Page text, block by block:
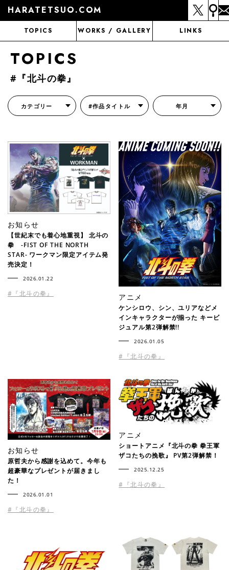
HARATETSUO.COM
TOPICS WORKS / GALLERY LINKS
TOPICS
#『北斗の拳』
カテゴリー #作品タイトル 年月
お知らせ
【世紀末でも着心地重視】 北斗の
拳 -FIST OF THE NORTH
STAR- ワークマン限定アイテム発
売決定！
2026.01.22
#『北斗の拳』 アニメ
ケンシロウ、シン、ユリアなどメ
インキャラクターが揃った キービ
ジュアル第2弾解禁!!
2026.01.05
#『北斗の拳』
お知らせ
原哲夫から感謝を込めて。今年も
超豪華なプレゼントが届きまし
た！
2026.01.01
#『北斗の拳』
アニメ
ショートアニメ『北斗の拳 拳王軍
ザコたちの挽歌』 PV第2弾解禁！
2025.12.25
#『北斗の拳』